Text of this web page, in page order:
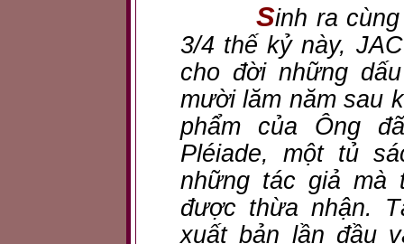
Sinh ra
3/4 thế kỷ này,
cho đời những
mười lăm năm sau
phẩm của Ông
Pléiade, một tủ
những tác giả mà
được thừa nhận.
xuất bản lần đầu